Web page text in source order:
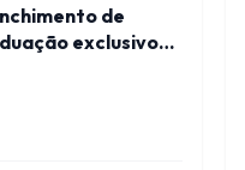
de
exclusivo